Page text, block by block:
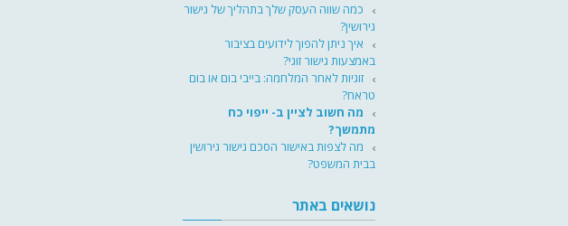
כמה שווה העסק שלך בתהליך של גישור
גירושין?
איך ניתן להפוך לידועים בציבור
באמצעות גישור זוגי?
זוגיות לאחר המלחמה: בייבי בום או בום
טראח?
מה חשוב לציין ב- ייפוי כח
מתמשך?
מה לצפות באישור הסכם גישור גירושין
בבית המשפט?
נושאים באתר